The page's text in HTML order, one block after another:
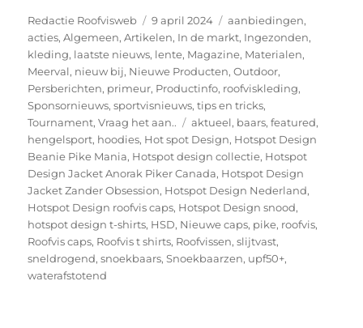
Auteur
Redactie Roofvisweb
Geplaatst
op
9 april 2024 Categorieën
aanbiedingen,
acties,Algemeen,Artikelen, In de markt, Ingezonden,
kleding, laatste nieuws, lente, Magazine, Materialen,
Meerval, nieuw bij, Nieuwe Producten,Outdoor,
Persberichten, primeur, Productinfo, roofviskleding,
Sponsornieuws,sportvisnieuws,tips en tricks,
Tournament,Vraag het aan.. Tags
aktueel, baars,featured,
hengelsport, hoodies, Hot spot Design, Hotspot Design
Beanie Pike Mania, Hotspot design collectie, Hotspot
Design Jacket Anorak Piker Canada, Hotspot Design
Jacket Zander Obsession, Hotspot Design Nederland,
Hotspot Design roofvis caps, Hotspot Design snood,
hotspot design t-shirts, HSD, Nieuwe caps, pike, roofvis,
Roofvis caps, Roofvis t shirts, Roofvissen,slijtvast,
sneldrogend,snoekbaars,Snoekbaarzen, upf50+,
waterafstotend